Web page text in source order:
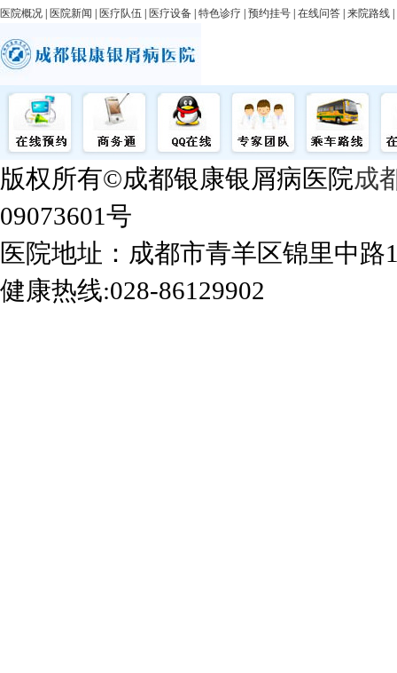
医院概况 医院新闻 医疗队伍 医疗设备 特色诊疗 预约挂号 在线问答 来院路线
版权所有©成都银康银屑病医院成
09073601号
医院地址：成都市青羊区锦里中
健康热线:028-86129902